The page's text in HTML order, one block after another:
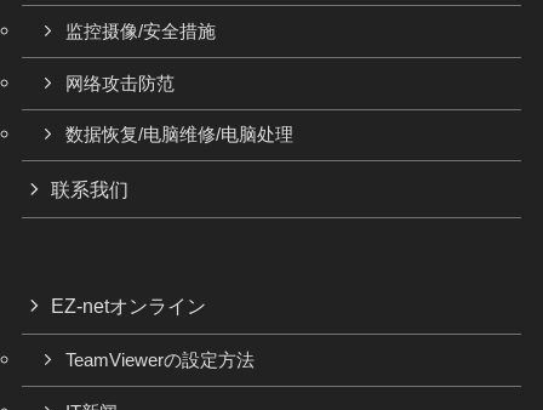
监控摄像/安全措施
网络攻击防范
数据恢复/电脑维修/电脑处理
联系我们
EZ-netオンライン
TeamViewerの設定方法